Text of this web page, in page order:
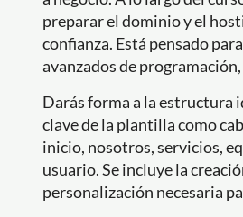
preparar el dominio y el
confianza. Está pensado
avanzados de
Darás forma a la estructura
clave de la plantilla como
inicio, nosotros, servicios,
usuario. Se incluye la
personalización necesaria